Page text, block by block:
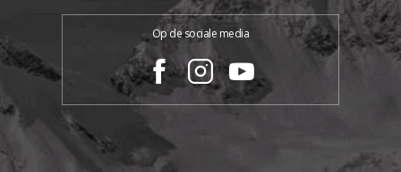
Op de sociale media